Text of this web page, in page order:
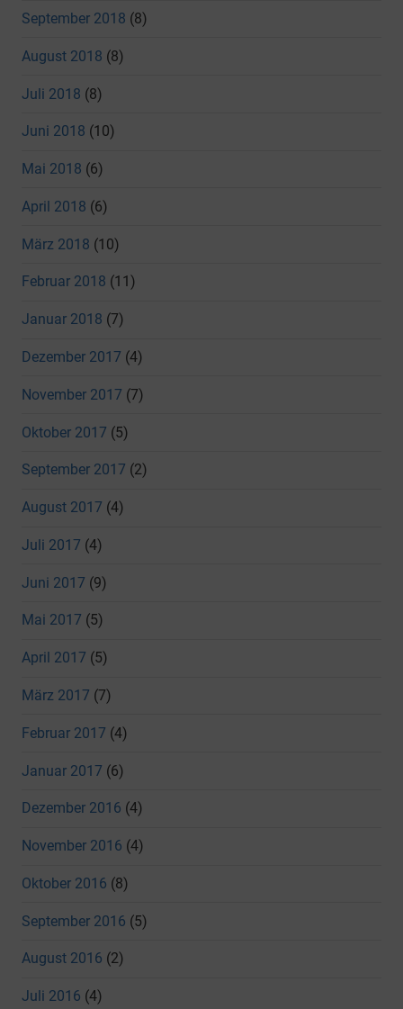
September 2018 (8)
August 2018 (8)
Juli 2018 (8)
Juni 2018 (10)
Mai 2018 (6)
April 2018 (6)
März 2018 (10)
Februar 2018 (11)
Januar 2018 (7)
Dezember 2017 (4)
November 2017 (7)
Oktober 2017 (5)
September 2017 (2)
August 2017 (4)
Juli 2017 (4)
Juni 2017 (9)
Mai 2017 (5)
April 2017 (5)
März 2017 (7)
Februar 2017 (4)
Januar 2017 (6)
Dezember 2016 (4)
November 2016 (4)
Oktober 2016 (8)
September 2016 (5)
August 2016 (2)
Juli 2016 (4)